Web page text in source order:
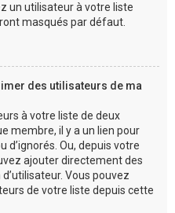
un utilisateur à votre liste
masqués par défaut.
des utilisateurs de ma
à votre liste de deux
membre, il y a un lien pour
d’ignorés. Ou, depuis votre
ajouter directement des
Vous pouvez
de votre liste depuis cette